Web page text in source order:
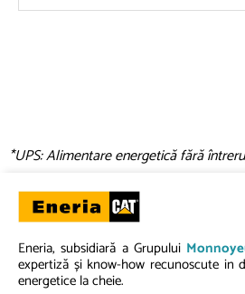
*UPS: Alimentare energetică fără
Eneria, subsidiară a Grupului
expertiză și know-how recunoscute in
energetice la cheie.